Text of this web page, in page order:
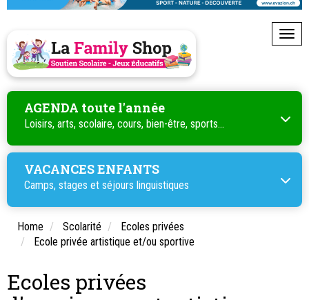
AGENDA toute l'année
Loisirs, arts, scolaire, cours, bien-être, sports...
VACANCES ENFANTS
Camps, stages et séjours linguistiques
Home Scolarité
Ecoles privées
Ecole privée artistique et/ou sportive
Ecoles privées